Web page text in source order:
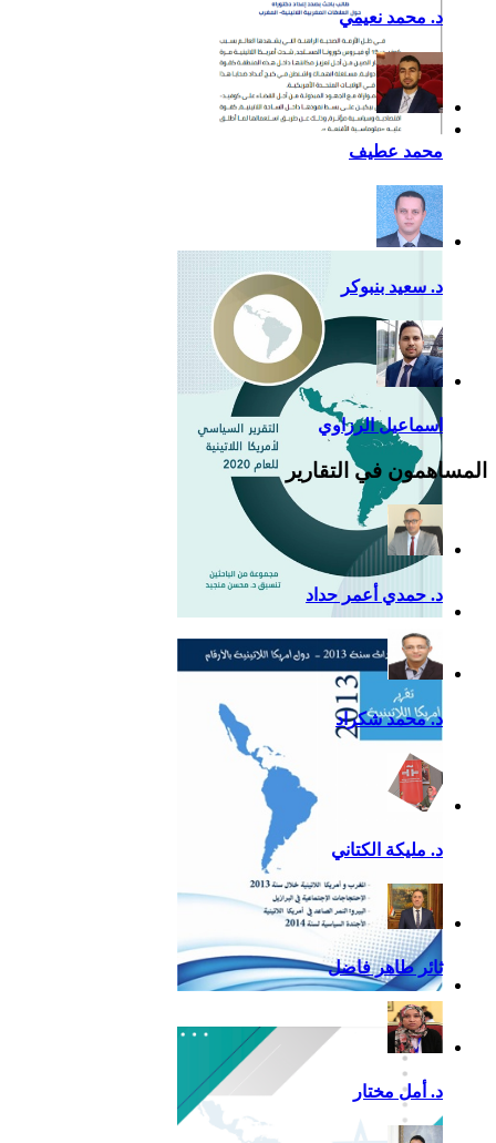
إضافية لدعم القوة الناعمة
للصين في أمريكا اللاتينية
التقرير السياسي لأمريكا
اللاتينية للعام 2020
تقرير أمريكا اللاتينية لسنة
2013
د. محمد نعيمي
محمد عطيف
د. سعيد بنبوكر
اسماعيل الرزاوي
المساهمون في التقارير
د. حمدي أعمر حداد
د. محمد شكراد
د. مليكة الكتاني
ثائر طاهر فاضل
د. أمل مختار